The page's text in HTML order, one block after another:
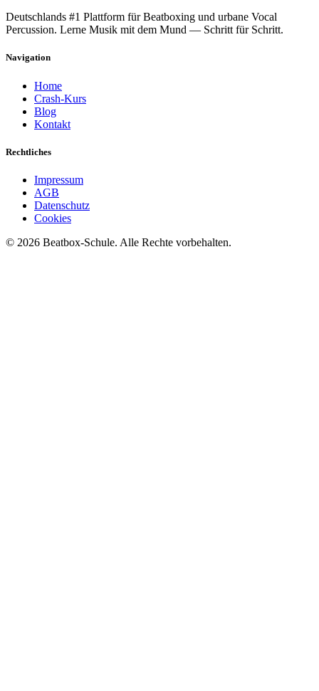
Deutschlands #1 Plattform für Beatboxing und urbane Vocal
Percussion. Lerne Musik mit dem Mund — Schritt für Schritt.
Navigation
Home
Crash-Kurs
Blog
Kontakt
Rechtliches
Impressum
AGB
Datenschutz
Cookies
© 2026 Beatbox-Schule. Alle Rechte vorbehalten.